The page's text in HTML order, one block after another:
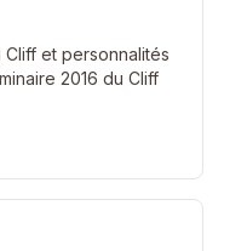
Cliff et personnalités
2016 du Cliff